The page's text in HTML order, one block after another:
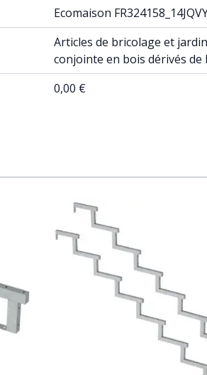
Ecomaison
Articles de bricolage et
conjointe en bois dérivés de
0,00 €
You can skip the carousel or